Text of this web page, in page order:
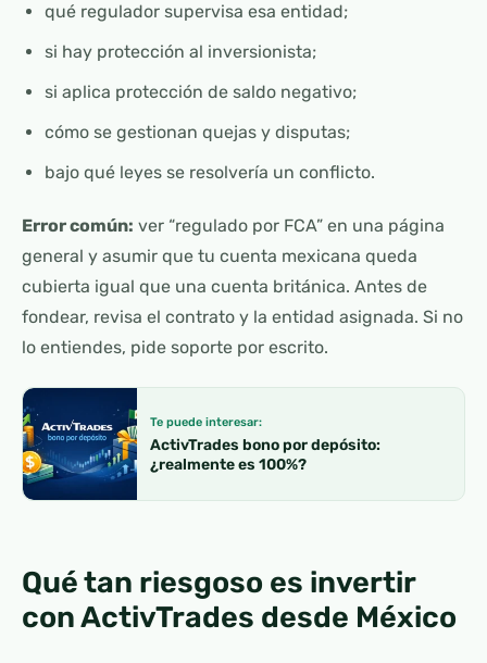
qué regulador supervisa esa entidad;
si hay protección al inversionista;
si aplica protección de saldo negativo;
cómo se gestionan quejas y disputas;
bajo qué leyes se resolvería un conflicto.
Error común: ver “regulado por FCA” en una página
general y asumir que tu cuenta mexicana queda
cubierta igual que una cuenta británica. Antes de
fondear, revisa el contrato y la entidad asignada. Si no
lo entiendes, pide soporte por escrito.
Te puede interesar:
ActivTrades bono por depósito:
¿realmente es 100%?
Qué tan riesgoso es invertir
con ActivTrades desde México